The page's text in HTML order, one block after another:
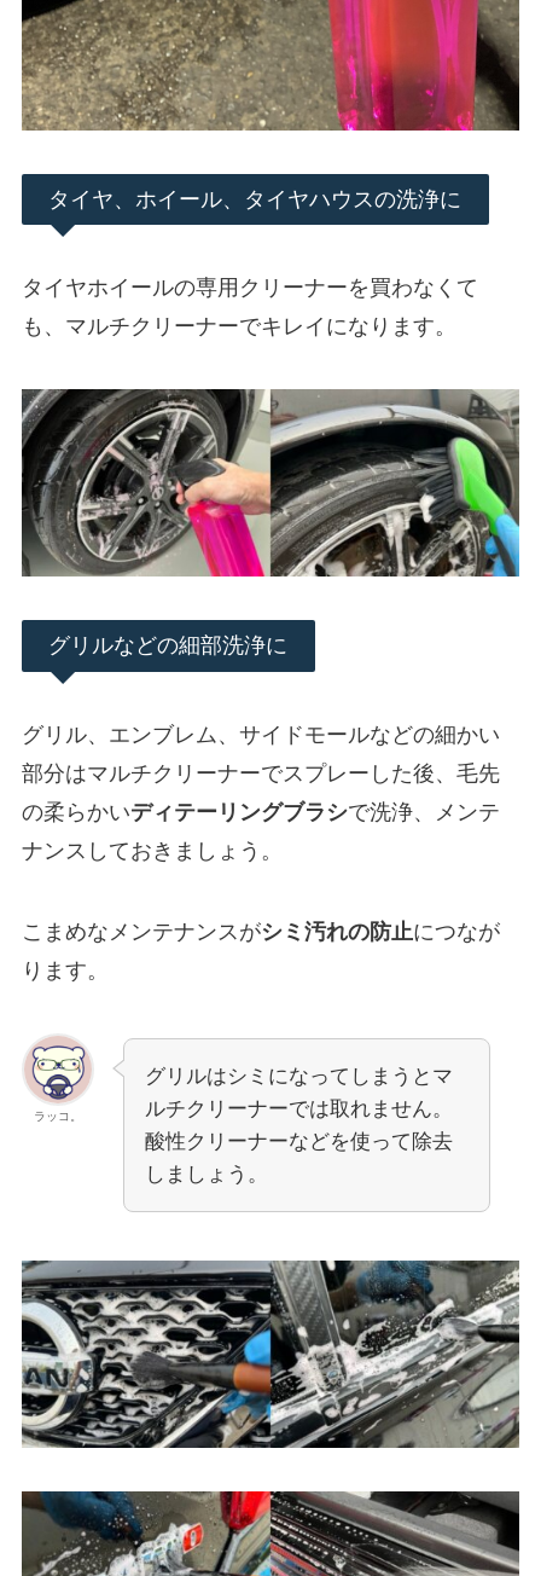
タイヤ、ホイール、タイヤハウスの洗浄に
タイヤホイールの専用クリーナーを買わなくて
も、マルチクリーナーでキレイになります。
グリルなどの細部洗浄に
グリル、エンブレム、サイドモールなどの細かい
部分はマルチクリーナーでスプレーした後、毛先
の柔らかいディテーリングブラシで洗浄、メンテ
ナンスしておきましょう。
こまめなメンテナンスがシミ汚れの防止につなが
ります。
ラッコ。
グリルはシミになってしまうとマ
ルチクリーナーでは取れません。
酸性クリーナーなどを使って除去
しましょう。